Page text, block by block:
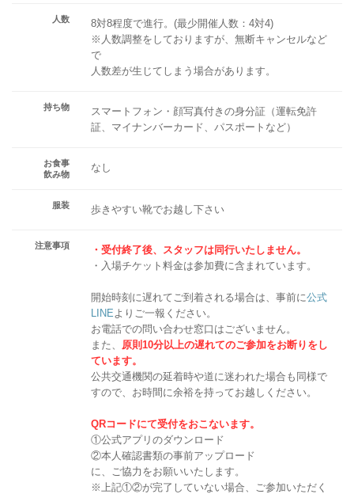
人数
8対8程度で進行。(最少開催人数：4対4)
※人数調整をしておりますが、無断キャンセルなど
で
人数差が生じてしまう場合があります。
持ち物
スマートフォン・顔写真付きの身分証（運転免許
証、マイナンバーカード、パスポートなど）
お食事
飲み物
なし
服装 歩きやすい靴でお越し下さい
注意事項
・受付終了後、スタッフは同行いたしません。
・入場チケット料金は参加費に含まれています。
開始時刻に遅れてご到着される場合は、事前に公式
LINE よりご一報ください。
お電話での問い合わせ窓口はございません。
また、 原則10分以上の遅れてのご参加をお断りをし
ています。
公共交通機関の延着時や道に迷われた場合も同様で
すので、お時間に余裕を持ってお越しください。
QRコードにて受付をおこないます。
①公式アプリのダウンロード
②本人確認書類の事前アップロード
に、ご協力をお願いいたします。
※上記①②が完了していない場合、ご参加いただく